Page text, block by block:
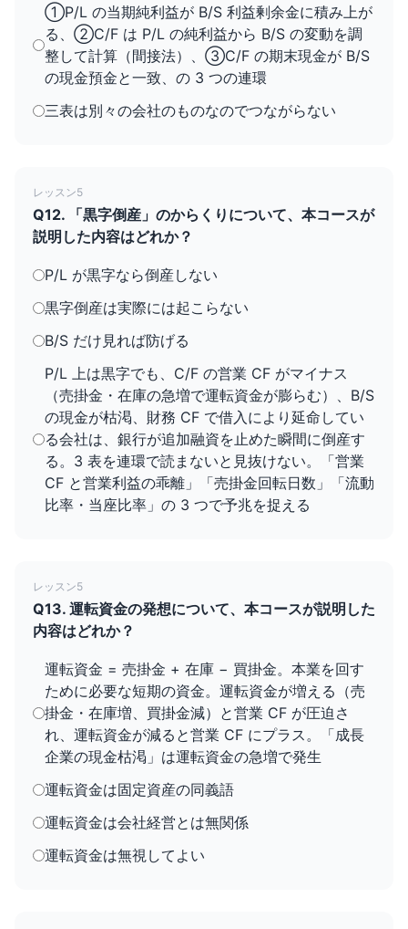
①P/L の当期純利益が B/S 利益剰余金に積み上が
る、②C/F は P/L の純利益から B/S の変動を調
整して計算（間接法）、③C/F の期末現金が B/S
の現金預金と一致、の 3 つの連環
三表は別々の会社のものなのでつながらない
レッスン5
Q12. 「黒字倒産」のからくりについて、本コースが
説明した内容はどれか？
P/L が黒字なら倒産しない
黒字倒産は実際には起こらない
B/S だけ見れば防げる
P/L 上は黒字でも、C/F の営業 CF がマイナス
（売掛金・在庫の急増で運転資金が膨らむ）、B/S
の現金が枯渇、財務 CF で借入により延命してい
る会社は、銀行が追加融資を止めた瞬間に倒産す
る。3 表を連環で読まないと見抜けない。「営業
CF と営業利益の乖離」「売掛金回転日数」「流動
比率・当座比率」の 3 つで予兆を捉える
レッスン5
Q13. 運転資金の発想について、本コースが説明した
内容はどれか？
運転資金 = 売掛金 + 在庫 − 買掛金。本業を回す
ために必要な短期の資金。運転資金が増える（売
掛金・在庫増、買掛金減）と営業 CF が圧迫さ
れ、運転資金が減ると営業 CF にプラス。「成長
企業の現金枯渇」は運転資金の急増で発生
運転資金は固定資産の同義語
運転資金は会社経営とは無関係
運転資金は無視してよい